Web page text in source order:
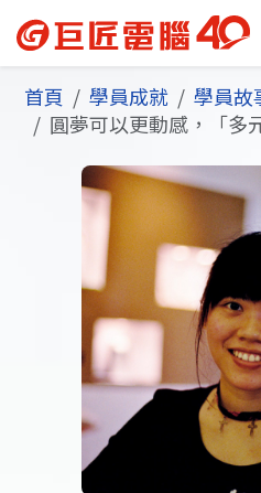
首頁 學員成就
學員故
圓夢可以更動感，「多